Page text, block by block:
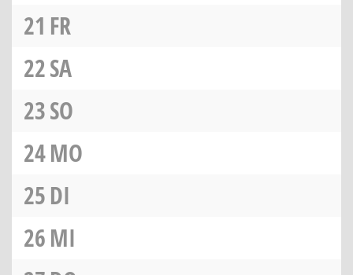
21 FR
22SA
23SO
24MO
25DI
26MI